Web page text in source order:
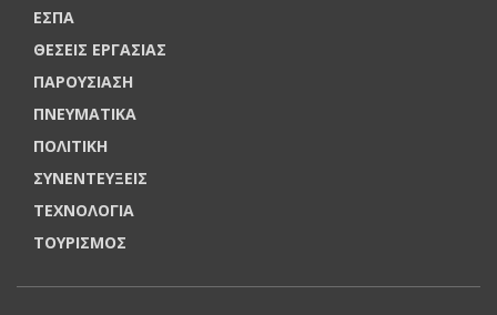
ΕΣΠΑ
ΘΕΣΕΙΣ ΕΡΓΑΣΙΑΣ
ΠΑΡΟΥΣΙΑΣΗ
ΠΝΕΥΜΑΤΙΚΑ
ΠΟΛΙΤΙΚΗ
ΣΥΝΕΝΤΕΥΞΕΙΣ
ΤΕΧΝΟΛΟΓΙΑ
ΤΟΥΡΙΣΜΟΣ